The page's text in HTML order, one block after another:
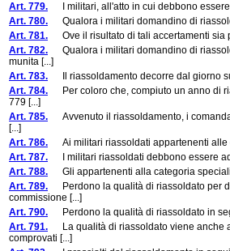
Art. 779. I militari, all'atto in cui debbono essere
Art. 780. Qualora i militari domandino di
Art. 781. Ove il risultato di tali accertamenti sia
Art. 782. Qualora i militari domandino di
munita [...]
Art. 783. Il riassoldamento decorre dal giorno
Art. 784. Per coloro che, compiuto un anno di
779 [...]
Art. 785. Avvenuto il riassoldamento, i
[...]
Art. 786. Ai militari riassoldati appartenenti alle
Art. 787. I militari riassoldati debbono essere
Art. 788. Gli appartenenti alla categoria
Art. 789. Perdono la qualità di riassoldato per
commissione [...]
Art. 790. Perdono la qualità di riassoldato in
Art. 791. La qualità di riassoldato viene anche
comprovati [...]